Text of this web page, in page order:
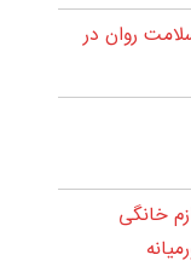
روان در
خانگی